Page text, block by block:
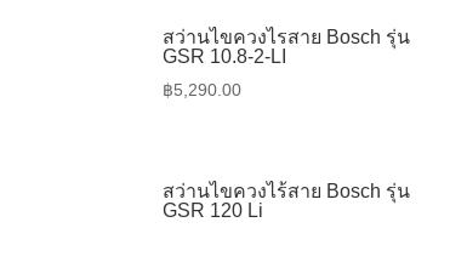
สว่านไขควงไรสาย Bosch รุ่น
GSR 10.8-2-LI
฿5,290.00
สว่านไขควงไร้สาย Bosch รุ่น
GSR 120 Li